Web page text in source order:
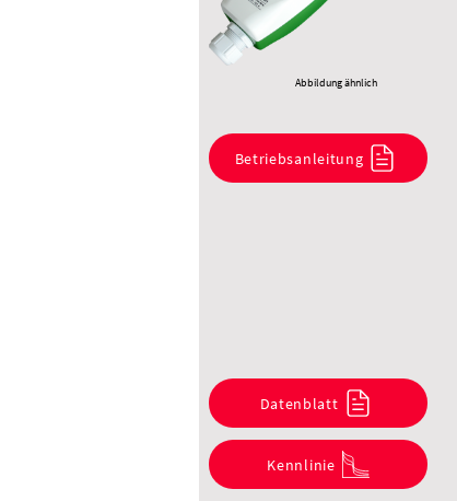
Abbildung ähnlich
Betriebsanleitung
Datenblatt
Kennlinie